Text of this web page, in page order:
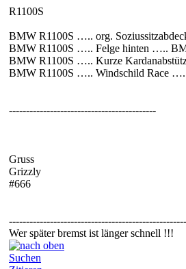
R1100S
BMW R1100S ….. org.
BMW R1100S ….. Felge hinten …..
BMW R1100S ….. Kurze
BMW R1100S ….. Windschild Race
-------------------------------------------
Gruss
Grizzly
#666
Wer später bremst ist länger schnell !!!
Suchen